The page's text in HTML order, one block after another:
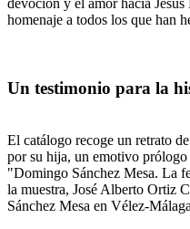
devoción y el amor hacia
homenaje a todos los que han
Un testimonio para la
El catálogo recoge un retrato
por su hija, un emotivo
"Domingo Sánchez Mesa. La
la muestra, José Alberto Ortiz
Sánchez Mesa en Vélez-